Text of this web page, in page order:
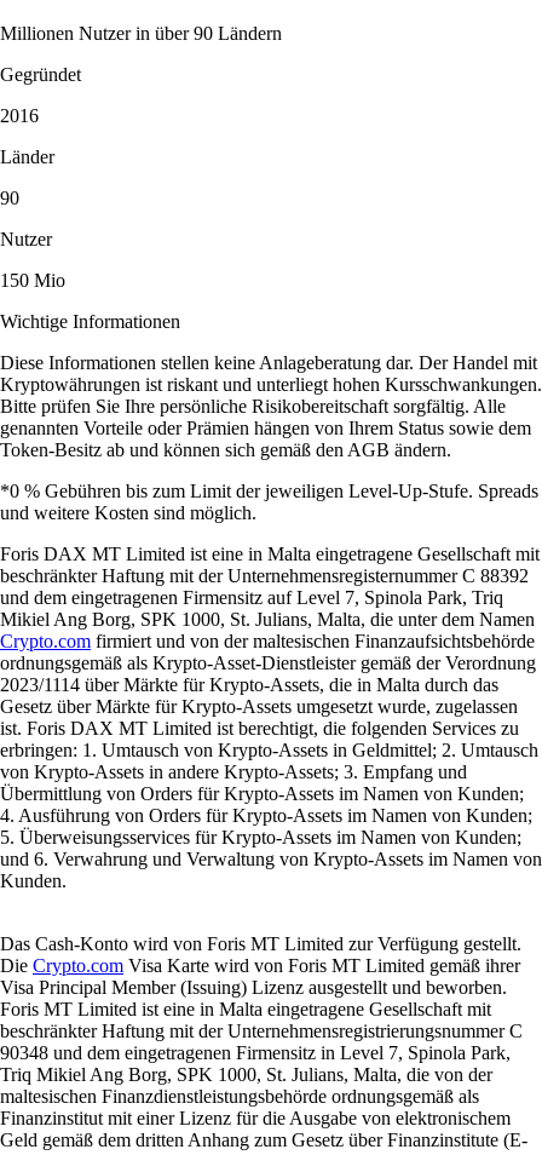
Millionen Nutzer in über 90 Ländern
Gegründet
2016
Länder
90
Nutzer
150 Mio
Wichtige Informationen
Diese Informationen stellen keine Anlageberatung dar. Der Handel mit
Kryptowährungen ist riskant und unterliegt hohen Kursschwankungen.
Bitte prüfen Sie Ihre persönliche Risikobereitschaft sorgfältig. Alle
genannten Vorteile oder Prämien hängen von Ihrem Status sowie dem
Token-Besitz ab und können sich gemäß den AGB ändern.
*0 % Gebühren bis zum Limit der jeweiligen Level-Up-Stufe. Spreads
und weitere Kosten sind möglich.
Foris DAX MT Limited ist eine in Malta eingetragene Gesellschaft mit
beschränkter Haftung mit der Unternehmensregisternummer C 88392
und dem eingetragenen Firmensitz auf Level 7, Spinola Park, Triq
Mikiel Ang Borg, SPK 1000, St. Julians, Malta, die unter dem Namen
Crypto.com firmiert und von der maltesischen Finanzaufsichtsbehörde
ordnungsgemäß als Krypto-Asset-Dienstleister gemäß der Verordnung
2023/1114 über Märkte für Krypto-Assets, die in Malta durch das
Gesetz über Märkte für Krypto-Assets umgesetzt wurde, zugelassen
ist. Foris DAX MT Limited ist berechtigt, die folgenden Services zu
erbringen: 1. Umtausch von Krypto-Assets in Geldmittel; 2. Umtausch
von Krypto-Assets in andere Krypto-Assets; 3. Empfang und
Übermittlung von Orders für Krypto-Assets im Namen von Kunden;
4. Ausführung von Orders für Krypto-Assets im Namen von Kunden;
5. Überweisungsservices für Krypto-Assets im Namen von Kunden;
und 6. Verwahrung und Verwaltung von Krypto-Assets im Namen von
Kunden.
Das Cash-Konto wird von Foris MT Limited zur Verfügung gestellt.
Die Crypto.com Visa Karte wird von Foris MT Limited gemäß ihrer
Visa Principal Member (Issuing) Lizenz ausgestellt und beworben.
Foris MT Limited ist eine in Malta eingetragene Gesellschaft mit
beschränkter Haftung mit der Unternehmensregistrierungsnummer C
90348 und dem eingetragenen Firmensitz in Level 7, Spinola Park,
Triq Mikiel Ang Borg, SPK 1000, St. Julians, Malta, die von der
maltesischen Finanzdienstleistungsbehörde ordnungsgemäß als
Finanzinstitut mit einer Lizenz für die Ausgabe von elektronischem
Geld gemäß dem dritten Anhang zum Gesetz über Finanzinstitute (E-